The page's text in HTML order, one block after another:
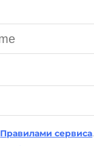
Правилами сервиса.